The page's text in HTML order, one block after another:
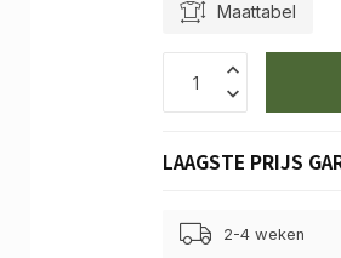
Maattabel
LAAGSTE PRIJS
2-4 weken